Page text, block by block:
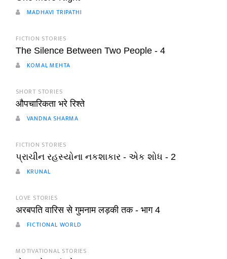
MADHAVI TRIPATHI
FICTION STORIES
The Silence Between Two People - 4
KOMAL MEHTA
SHORT STORIES
औपचारिकता भरे रिश्ते
VANDNA SHARMA
FICTION STORIES
પ્રાચીન રહસ્યોના નકશાકાર - એક શોધ - 2
KRUNAL
LOVE STORIES
अरबपति वारिस से गुमनाम लड़की तक - भाग 4
FICTIONAL WORLD
MOTIVATIONAL STORIES